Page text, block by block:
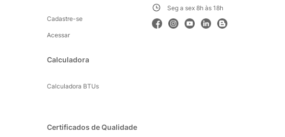
Cadastre-se
Acessar
Calculadora
Calculadora BTUs
Seg a sex 8h às 18h
Certificados de Qualidade